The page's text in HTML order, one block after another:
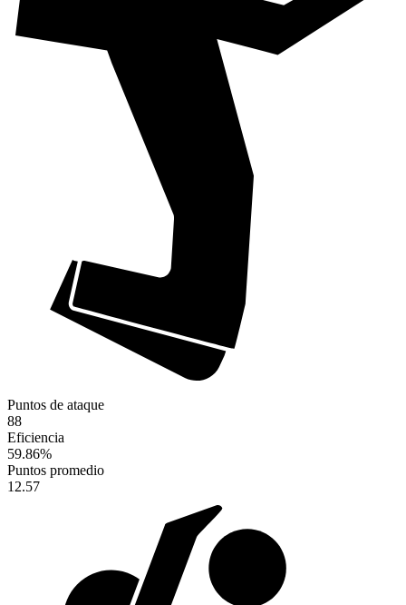
Puntos de ataque
88
Eficiencia
59.86%
Puntos promedio
12.57